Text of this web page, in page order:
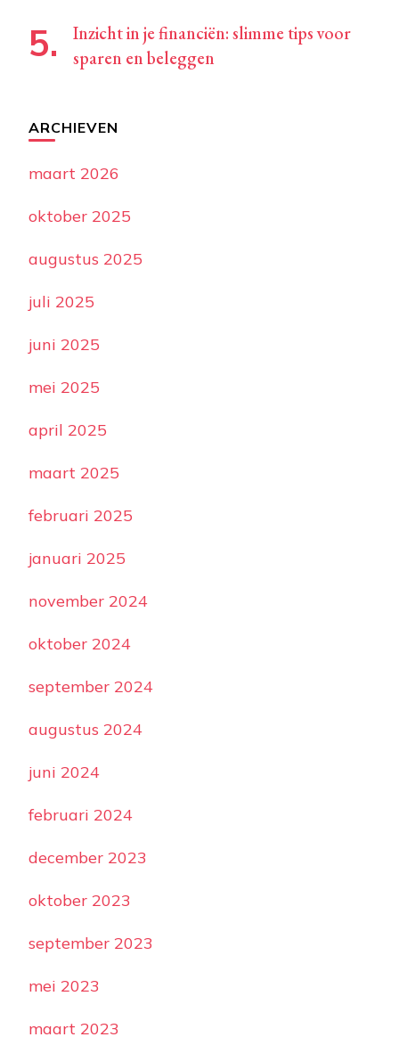
Inzicht in je financiën: slimme tips voor
sparen en beleggen
ARCHIEVEN
maart 2026
oktober 2025
augustus 2025
juli 2025
juni 2025
mei 2025
april 2025
maart 2025
februari 2025
januari 2025
november 2024
oktober 2024
september 2024
augustus 2024
juni 2024
februari 2024
december 2023
oktober 2023
september 2023
mei 2023
maart 2023